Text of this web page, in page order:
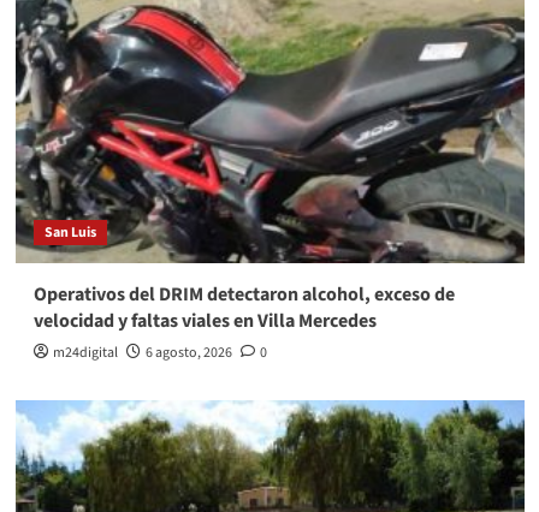
San Luis
Operativos del DRIM detectaron alcohol, exceso de
velocidad y faltas viales en Villa Mercedes
m24digital 6 agosto, 2026 0